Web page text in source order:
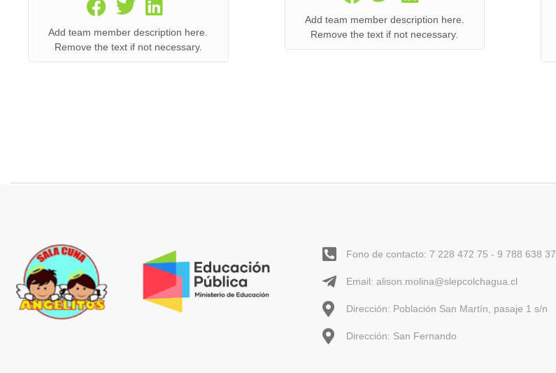
Add team member description here.
Remove the text if not necessary.
Add team member description here.
Remove the text if not necessary.
Fono de contacto: 7 228 472 75 - 9 788 638 37
Email: alison.molina@slepcolchagua.cl
Dirección: Población San Martín, pasaje 1 s/n
Dirección: San Fernando